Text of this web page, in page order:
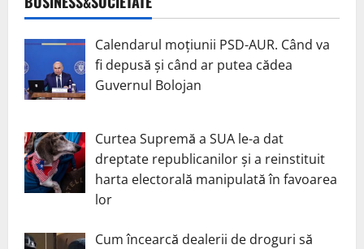
Calendarul moțiunii PSD-AUR. Când va
fi depusă și când ar putea cădea
Guvernul Bolojan
Curtea Supremă a SUA le-a dat
dreptate republicanilor și a reinstituit
harta electorală manipulată în favoarea
lor
Cum încearcă dealerii de droguri să